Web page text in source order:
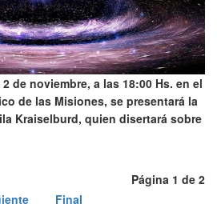
de noviembre, a las 18:00 Hs. en el
de las Misiones, se presentará la
Kraiselburd, quien disertará sobre
Página 1 de 2
Final